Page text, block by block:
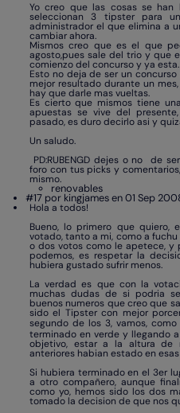
Yo creo que las cosas se
seleccionan 3 tipster para
administrador el que elimina a
cambiar ahora.
Mismos creo que es el que
agosto,pues sale del trio y que
comienzo del concurso y ya esta.
Esto no deja de ser un
mejor resultado durante un
hay que darle mas vueltas.
Es cierto que mismos tiene
apuestas se vive del
pasado, es duro decirlo asi y
Un saludo.
PD:RUBENGD dejes o no de
foro con tus picks y
mismo.
renovables
#17 por kingjames en 01 Sep
Hola a todos!
Bueno, lo primero que quiero,
votado, tanto a mi, como a
o dos votos como le apetece, y
podemos, es respetar la
hubiera gustado sufrir menos.
La verdad es que con la
muchas dudas de si podria
buenos numeros que creo que
sido el Tipster con mejor
segundo de los 3, vamos, como
terminado en verde y llegando
objetivo, estar a la altura de
anteriores habian estado en
Si hubiera terminado en el 3er
a otro compañero, aunque
como yo, hemos sido los dos
tomado la decision de que nos